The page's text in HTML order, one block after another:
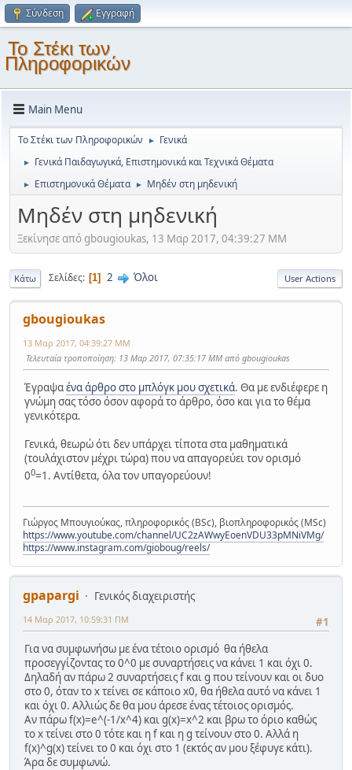
Σύνδεση Εγγραφή
Το Στέκι των
Πληροφορικών
Main Menu
Το Στέκι των Πληροφορικών ► Γενικά
► Γενικά Παιδαγωγικά, Επιστημονικά και Τεχνικά Θέματα
► Επιστημονικά Θέματα ► Μηδέν στη μηδενική
Μηδέν στη μηδενική
Ξεκίνησε από gbougioukas, 13 Μαρ 2017, 04:39:27 ΜΜ
Κάτω Σελίδες 1 2 Όλοι User Actions
gbougioukas
13 Μαρ 2017, 04:39:27 ΜΜ
Τελευταία τροποποίηση: 13 Μαρ 2017, 07:35:17 ΜΜ από gbougioukas
Έγραψαένα άρθρο στο μπλόγκ μου σχετικά. Θα με ενδιέφερε η
γνώμη σας τόσο όσον αφορά το άρθρο, όσο και για το θέμα
γενικότερα.
Γενικά, θεωρώ ότι δεν υπάρχει τίποτα στα μαθηματικά
(τουλάχιστον μέχρι τώρα) που να απαγορεύει τον ορισμό
00=1. Αντίθετα, όλα τον υπαγορεύουν!
Γιώργος Μπουγιούκας, πληροφορικός (BSc), βιοπληροφορικός (MSc)
https://www.youtube.com/channel/UC2zAWwyEoenVDU33pMNiVMg/
https://www.instagram.com/gioboug/reels/
gpapargi
Γενικός διαχειριστής
#1
14 Μαρ 2017, 10:59:31 ΠΜ
Για να συμφωνήσω με ένα τέτοιο ορισμό θα ήθελα
προσεγγίζοντας το 0^0 με συναρτήσεις να κάνει 1 και όχι 0.
Δηλαδή αν πάρω 2 συναρτήσεις f και g που τείνουν και οι δυο
στο 0, όταν το x τείνει σε κάποιο x0, θα ήθελα αυτό να κάνει 1
και όχι 0. Αλλιώς δε θα μου άρεσε ένας τέτοιος ορισμός.
Αν πάρω f(x)=e^(-1/x^4) και g(x)=x^2 και βρω το όριο καθώς
το x τείνει στο 0 τότε και η f και η g τείνουν στο 0. Αλλά η
f(x)^g(x) τείνει το 0 και όχι στο 1 (εκτός αν μου ξέφυγε κάτι).
Άρα δε συμφωνώ.